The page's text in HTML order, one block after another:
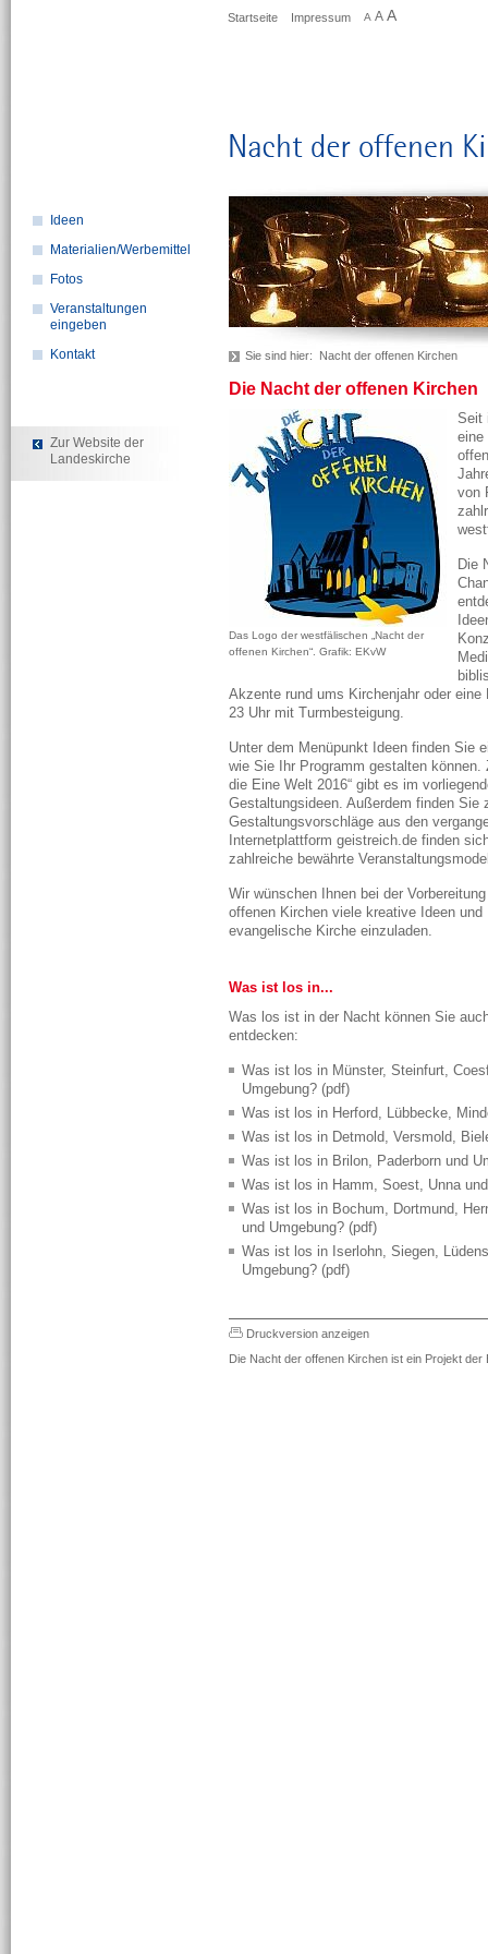
Startseite Impressum A A A
Ideen
Materialien/Werbemittel
Fotos
Veranstaltungen
eingeben
Kontakt
Zur Website der
Landeskirche
Sie sind hier: Nacht der offenen Kirchen
Die Nacht der offenen Kirchen
Das Logo der westfälischen „Nacht der
offenen Kirchen“. Grafik: EKvW
Seit
eine
von
Die
Akzente rund ums Kirchenjahr oder
23 Uhr mit Turmbesteigung.
Unter dem Menüpunkt Ideen finden Sie
wie Sie Ihr Programm gestalten können.
die Eine Welt 2016“ gibt es im
Gestaltungsideen. Außerdem finden Sie
Gestaltungsvorschläge aus den
Internetplattform geistreich.de finden
zahlreiche bewährte
Wir wünschen Ihnen bei der
offenen Kirchen viele kreative Ideen
evangelische Kirche einzuladen.
Was ist los in...
Was los ist in der Nacht können Sie
entdecken:
Was ist los in Münster, Steinfurt,
Umgebung? (pdf)
Was ist los in Herford, Lübbecke,
Was ist los in Detmold, Versmold,
Was ist los in Brilon, Paderborn und
Was ist los in Hamm, Soest, Unna
Was ist los in Bochum, Dortmund,
und Umgebung? (pdf)
Was ist los in Iserlohn, Siegen,
Umgebung? (pdf)
Druckversion anzeigen
Die Nacht der offenen Kirchen ist ein Projekt